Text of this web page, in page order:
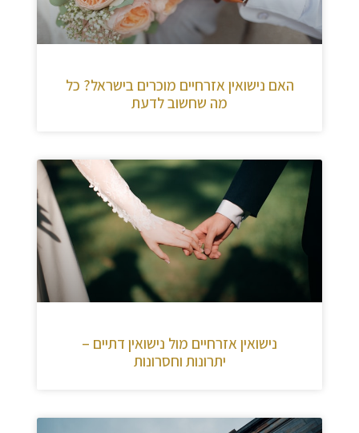
האם נישואין אזרחיים מוכרים בישראל? כל
מה שחשוב לדעת
נישואין אזרחיים מול נישואין דתיים –
יתרונות וחסרונות